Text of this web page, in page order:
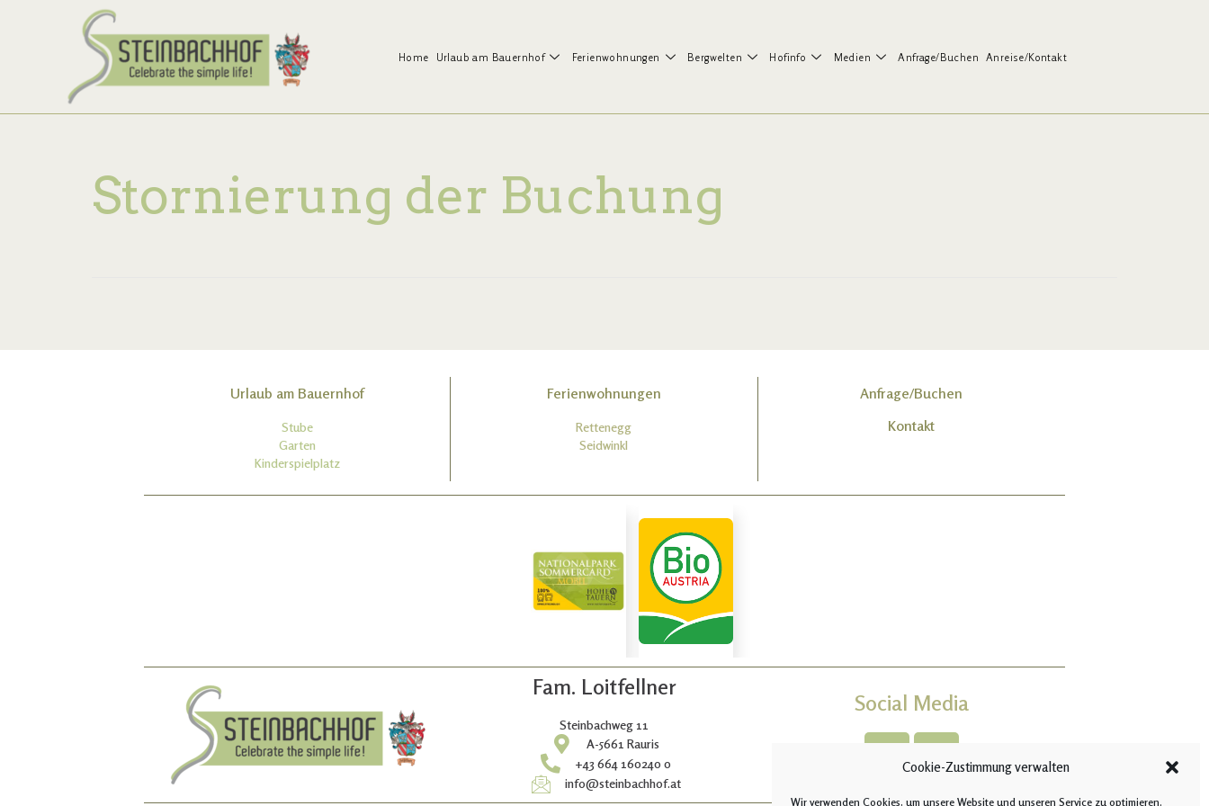
Cookie-Zustimmung verwalten
Wir verwenden Cookies, um unsere Website und unseren Service zu optimieren.
Home Urlaub am Bauernhof Ferienwohnungen Bergwelten Hofinfo Medien Anfrage/Buchen Anreise/Kontakt
Stornierung der Buchung
Urlaub am Bauernhof
Stube
Garten
Kinderspielplatz
Ferienwohnungen
Rettenegg
Seidwinkl
Anfrage/Buchen
Kontakt
Fam. Loitfellner
Steinbachweg 11
A-5661 Rauris
+43 664 160240 0
info@steinbachhof.at
Social Media